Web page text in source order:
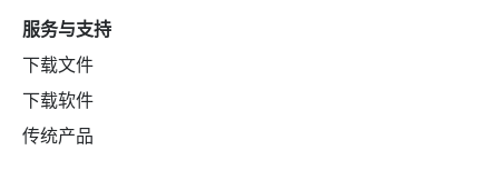
服务与支持
下载文件
下载软件
传统产品